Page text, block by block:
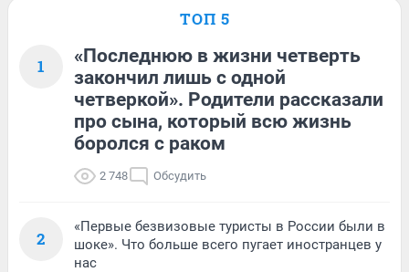
ТОП 5
1
«Последнюю в жизни четверть
закончил лишь с одной
четверкой». Родители рассказали
про сына, который всю жизнь
боролся с раком
2 748 Обсудить
2
«Первые безвизовые туристы в России были в
шоке». Что больше всего пугает иностранцев у
нас